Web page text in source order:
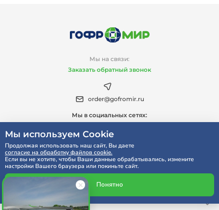
Мы на связи:
Заказать обратный звонок
order@gofromir.ru
Мы в социальных сетях:
Реквизиты компании
Мы используем Cookie
Продолжая использовать наш сайт, Вы даете
согласие на обработку файлов cookie.
Если вы не хотите, чтобы Ваши данные обрабатывались, измените
настройки Вашего браузера или покиньте сайт.
Понятно